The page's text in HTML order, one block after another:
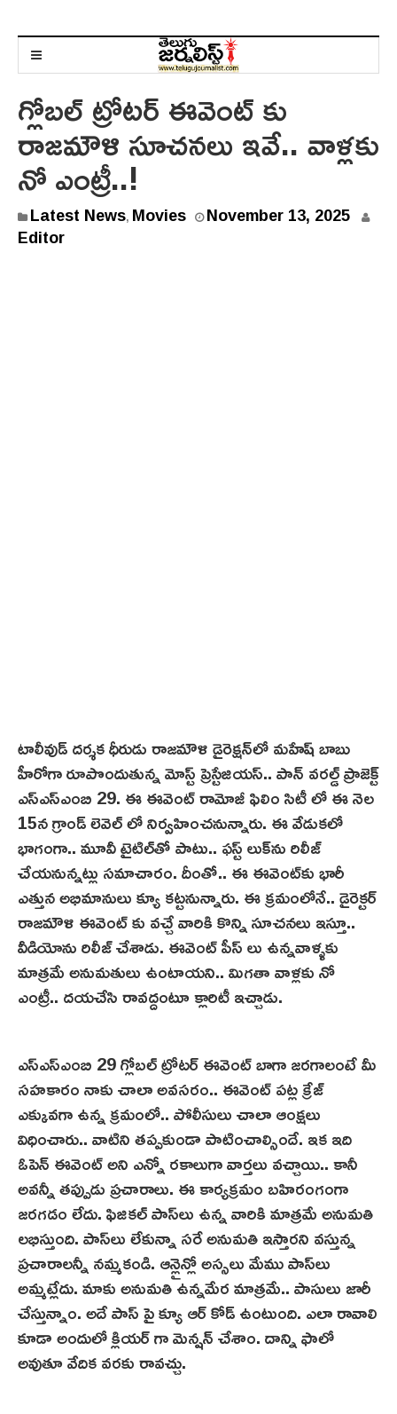
గ్లోబల్ ట్రోటర్ ఈవెంట్ కు
రాజమౌళి సూచనలు ఇవే.. వాళ్లకు
నో ఎంట్రీ..!
Latest News, Movies November 13, 2025N
Editor
టాలీవుడ్ ద‌ర్శ‌క ధీరుడు రాజమౌళి డైరెక్షన్‌లో మహేష్ బాబు
హీరోగా రూపొందుతున్న మోస్ట్ ప్రెస్టేజియ‌స్‌.. పాన్ వరల్డ్ ప్రాజెక్ట్
ఎస్‌ఎస్‌ఎంబి 29. ఈ ఈవెంట్ రామోజీ ఫిలిం సిటీ లో ఈ నెల
15న గ్రాండ్ లెవెల్ లో నిర్వహించనున్నారు. ఈ వేడుకలో
భాగంగా.. మూవీ టైటిల్‌తో పాటు.. ఫస్ట్ లుక్‌ను రిలీజ్
చేయనున్నట్లు సమాచారం. దీంతో.. ఈ ఈవెంట్‌కు భారీ
ఎత్తున అభిమానులు క్యూ కట్టనున్నారు. ఈ క్రమంలోనే.. డైరెక్టర్
రాజమౌళి ఈవెంట్ కు వచ్చే వారికి కొన్ని సూచనలు ఇస్తూ..
వీడియోను రిలీజ్ చేశాడు. ఈవెంట్ పీస్ లు ఉన్నవాళ్ళకు
మాత్రమే అనుమతులు ఉంటాయని.. మిగతా వాళ్లకు నో
ఎంట్రీ.. దయచేసి రావద్దంటూ క్లారిటీ ఇచ్చాడు.
ఎస్ఎస్ఎంబి 29 గ్లోబల్ ట్రోట‌ర్ ఈవెంట్ బాగా జరగాలంటే మీ
సహకారం నాకు చాలా అవసరం.. ఈవెంట్ పట్ల క్రేజ్
ఎక్కువగా ఉన్న క్రమంలో.. పోలీసులు చాలా ఆంక్షలు
విధించారు.. వాటిని తప్పకుండా పాటించాల్సిందే. ఇక ఇది
ఓపెన్ ఈవెంట్ అని ఎన్నో రకాలుగా వార్తలు వచ్చాయి.. కానీ
అవన్నీ తప్పుడు ప్రచారాలు. ఈ కార్యక్రమం బహిరంగంగా
జరగడం లేదు. ఫిజికల్ పాస్‌లు ఉన్న వారికి మాత్రమే అనుమతి
లభిస్తుంది. పాస్‌లు లేకున్నా సరే అనుమతి ఇస్తారని వస్తున్న
ప్రచారాలన్నీ నమ్మకండి. ఆన్లైన్లో అస్సలు మేము పాస్‌లు
అమ్మట్లేదు. మాకు అనుమతి ఉన్నమేర మాత్రమే.. పాసులు జారీ
చేస్తున్నాం. అదే పాస్ పై క్యూ ఆర్ కోడ్ ఉంటుంది. ఎలా రావాలి
కూడా అందులో క్లియర్ గా మెన్షన్ చేశాం. దాన్ని ఫాలో
అవుతూ వేదిక వరకు రావచ్చు.